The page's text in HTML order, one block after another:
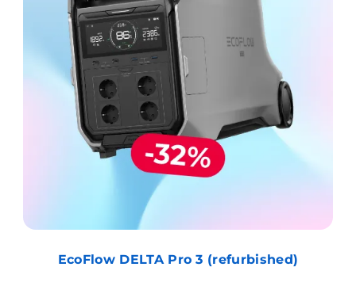
EcoFlow DELTA Pro 3 (refurbished)